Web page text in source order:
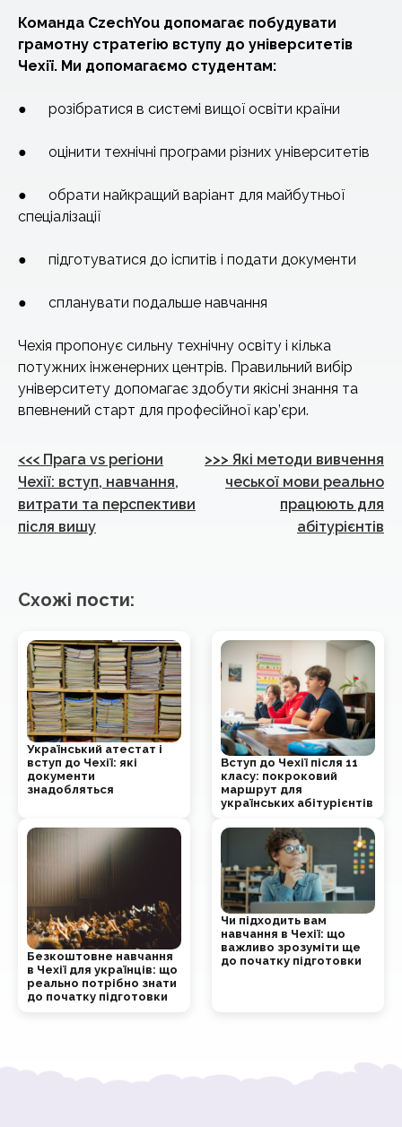
Команда CzechYou допомагає побудувати
грамотну стратегію вступу до університетів
Чехії. Ми допомагаємо студентам:
● розібратися в системі вищої освіти країни
● оцінити технічні програми різних університетів
● обрати найкращий варіант для майбутньої
спеціалізації
● підготуватися до іспитів і подати документи
● спланувати подальше навчання
Чехія пропонує сильну технічну освіту і кілька
потужних інженерних центрів. Правильний вибір
університету допомагає здобути якісні знання та
впевнений старт для професійної кар’єри.
Навігація
записів
<<< Прага vs регіони
Чехії: вступ, навчання,
витрати та перспективи
після вишу
>>> Які методи вивчення
чеської мови реально
працюють для
абітурієнтів
Схожі пости:
Український атестат і
вступ до Чехії: які
документи
знадобляться
Вступ до Чехії після 11
класу: покроковий
маршрут для
українських абітурієнтів
Безкоштовне навчання
в Чехії для українців: що
реально потрібно знати
до початку підготовки
Чи підходить вам
навчання в Чехії: що
важливо зрозуміти ще
до початку підготовки